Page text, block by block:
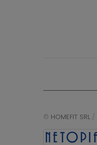
© HOMEFIT SRL /